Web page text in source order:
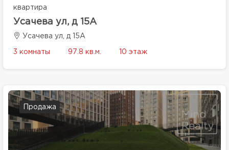
квартира
Усачева ул, д 15А
Усачева ул, д 15А
3 комнаты 97.8 кв.м. 10 этаж
Продажа